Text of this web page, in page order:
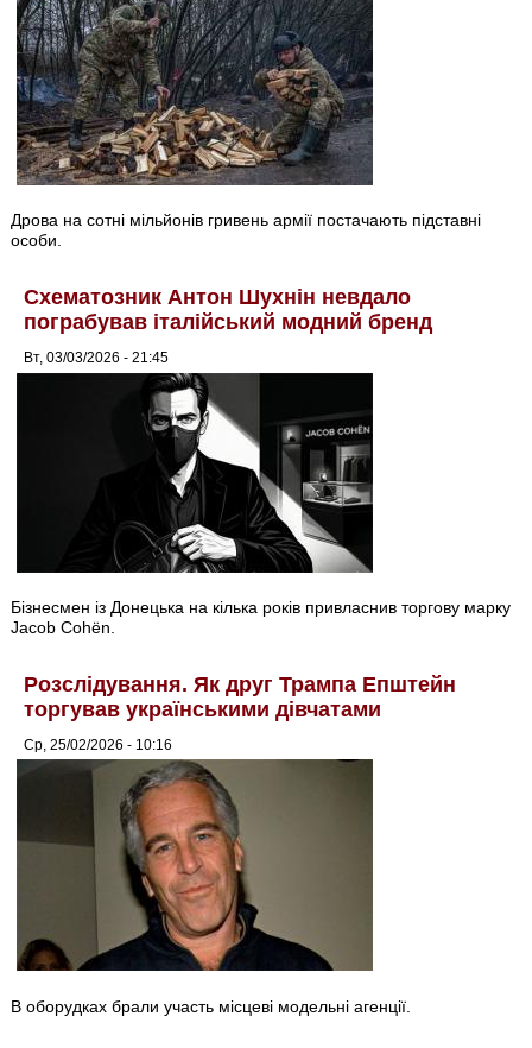
Дрова на сотні мільйонів гривень армії постачають підставні
особи.
Схематозник Антон Шухнін невдало
пограбував італійський модний бренд
Вт, 03/03/2026 - 21:45
Бізнесмен із Донецька на кілька років привласнив торгову марку
Jacob Cohën.
Розслідування. Як друг Трампа Епштейн
торгував українськими дівчатами
Ср, 25/02/2026 - 10:16
В оборудках брали участь місцеві модельні агенції.